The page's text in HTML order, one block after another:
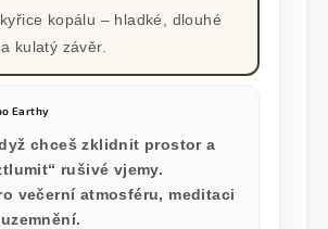
kopálu – hladké, dlouhé
kulatý závěr.
Earthy
chcešzklidnit prostor a
rušivé vjemy.
večerní atmosféru, meditaci
uzemnění.